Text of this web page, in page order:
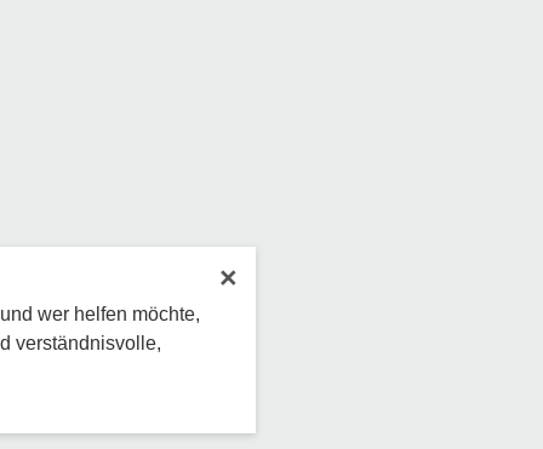
×
wer helfen möchte,
verständnisvolle,